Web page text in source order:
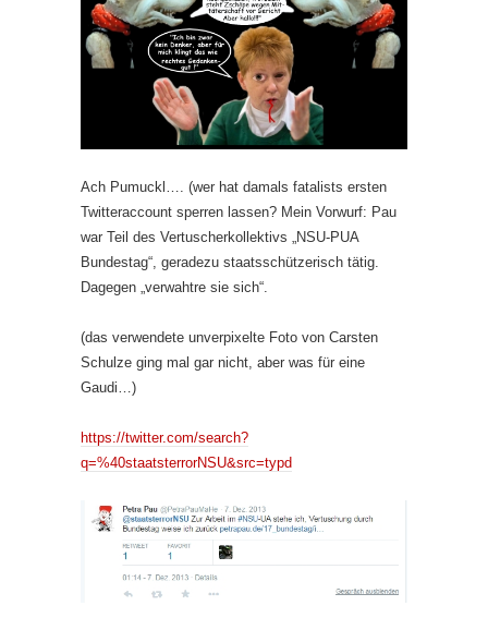
Ach Pumuckl…. (wer hat damals fatalists ersten
Twitteraccount sperren lassen? Mein Vorwurf: Pau
war Teil des Vertuscherkollektivs „NSU-PUA
Bundestag“, geradezu staatsschützerisch tätig.
Dagegen „verwahtre sie sich“.
(das verwendete unverpixelte Foto von Carsten
Schulze ging mal gar nicht, aber was für eine
Gaudi…)
https://twitter.com/search?
q=%40staatsterrorNSU&src=typd